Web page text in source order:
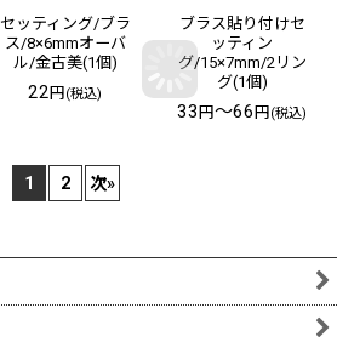
セッティング/ブラ
ス/8×6mmオーバ
ル/金古美(1個)
22円 (税込)
ブラス貼り付けセ
ッティン
グ/15×7mm/2リン
グ(1個)
33円～66円 (税込)
1 2 次»